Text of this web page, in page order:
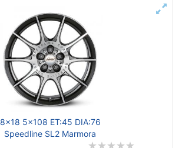
8x18 5x108 ET:45 DIA:76
Speedline SL2 Marmora